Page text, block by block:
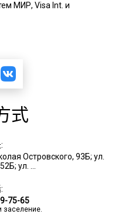
МИР, Visa Int. и
式
Островского, 93Б; ул.
ул. ...
75-65
заселение.